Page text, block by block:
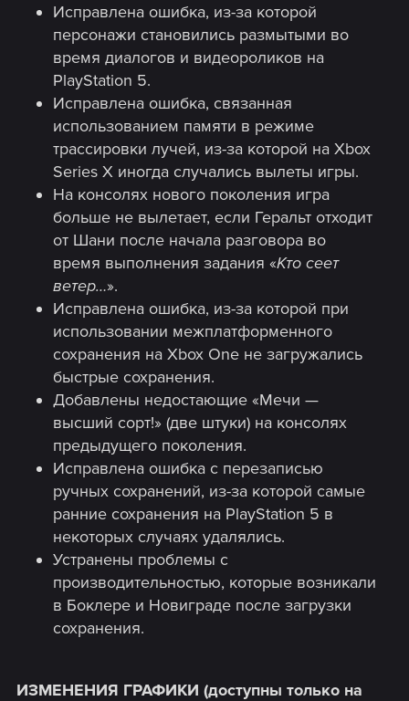
Исправлена ошибка, из-за которой
персонажи становились размытыми во
время диалогов и видеороликов на
PlayStation 5.
Исправлена ошибка, связанная
использованием памяти в режиме
трассировки лучей, из-за которой на Xbox
Series X иногда случались вылеты игры.
На консолях нового поколения игра
больше не вылетает, если Геральт отходит
от Шани после начала разговора во
время выполнения задания «Кто сеет
ветер…».
Исправлена ошибка, из-за которой при
использовании межплатформенного
сохранения на Xbox One не загружались
быстрые сохранения.
Добавлены недостающие «Мечи —
высший сорт!» (две штуки) на консолях
предыдущего поколения.
Исправлена ошибка с перезаписью
ручных сохранений, из-за которой самые
ранние сохранения на PlayStation 5 в
некоторых случаях удалялись.
Устранены проблемы с
производительностью, которые возникали
в Боклере и Новиграде после загрузки
сохранения.
ИЗМЕНЕНИЯ ГРАФИКИ (доступны только на